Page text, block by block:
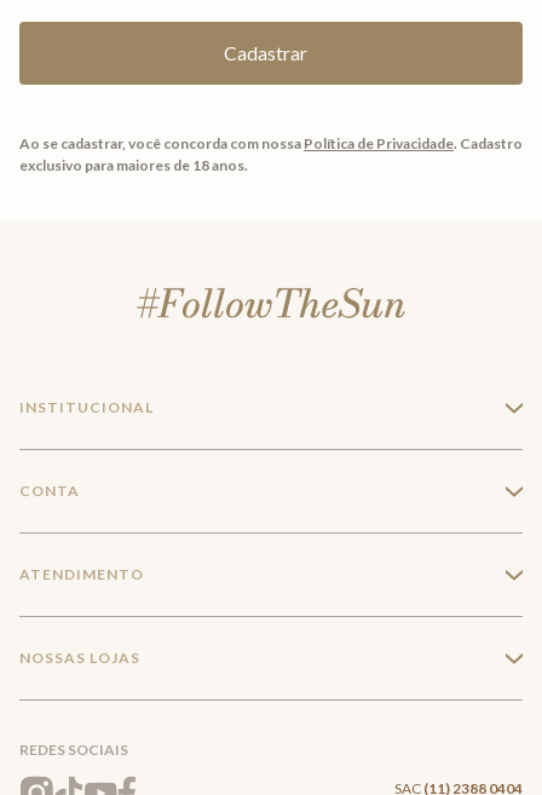
Ao se cadastrar, você concorda com nossa Política de Privacidade. Cadastro
exclusivo para maiores de 18 anos.
INSTITUCIONAL +
Trabalhe conosco
Mapa do Site
CONTA +
Meus pedidos
Wishlist
ATENDIMENTO +
Entrega e Frete
NOSSAS LOJAS +
REDES SOCIAIS
SAC (11) 2388 0404